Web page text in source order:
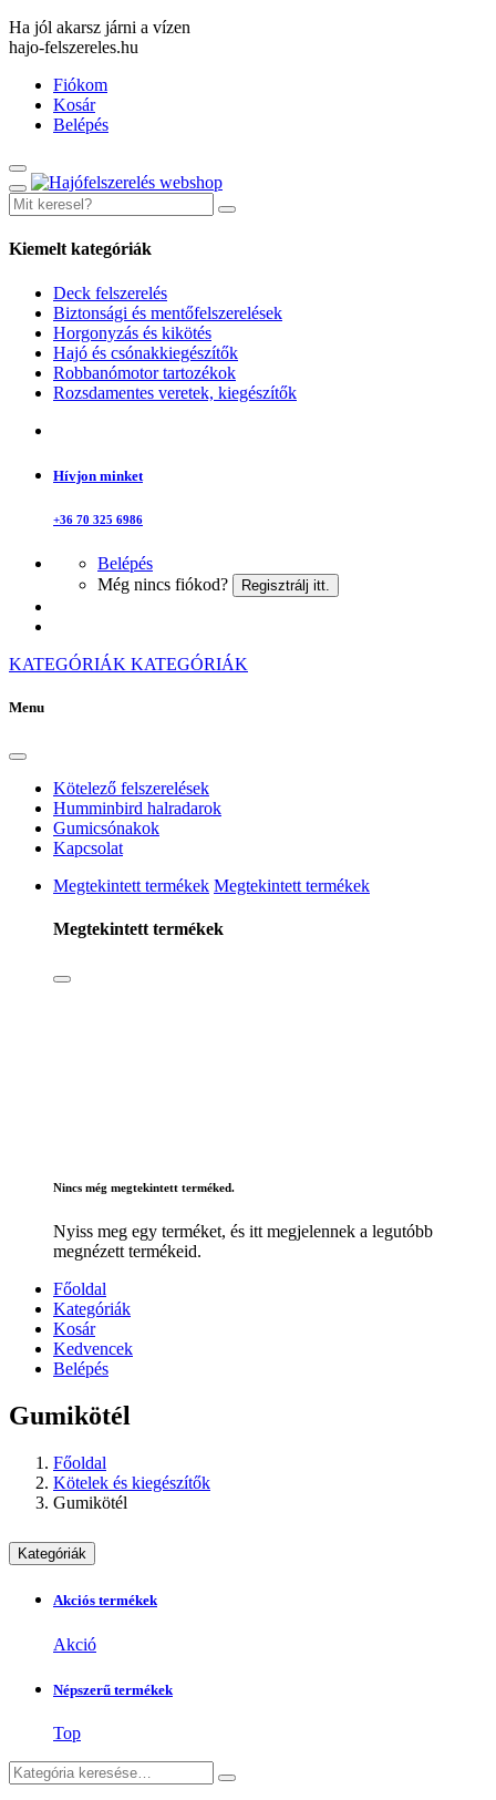
Ha jól akarsz járni a vízen
hajo-felszereles.hu
Fiókom
Kosár
Belépés
Kiemelt kategóriák
Deck felszerelés
Biztonsági és mentőfelszerelések
Horgonyzás és kikötés
Hajó és csónakkiegészítők
Robbanómotor tartozékok
Rozsdamentes veretek, kiegészítők
Hívjon minket
+36 70 325 6986
Belépés
Még nincs fiókod?
Regisztrálj itt.
KATEGÓRIÁK KATEGÓRIÁK
Menu
Kötelező felszerelések
Humminbird halradarok
Gumicsónakok
Kapcsolat
Megtekintett termékek Megtekintett termékek
Megtekintett termékek
Nincs még megtekintett terméked.
Nyiss meg egy terméket, és itt megjelennek a legutóbb
megnézett termékeid.
Főoldal
Kategóriák
Kosár
Kedvencek
Belépés
Gumikötél
Főoldal
Kötelek és kiegészítők
Gumikötél
Kategóriák
Akciós termékek
Akció
Népszerű termékek
Top